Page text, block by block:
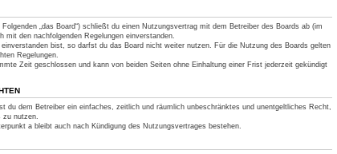
„das Board“) schließt du einen Nutzungsvertrag mit dem Betreiber des Boards ab (im
mit den nachfolgenden Regelungen einverstanden.
bist, so darfst du das Board nicht weiter nutzen. Für die Nutzung des Boards gelten
Regelungen.
Zeit geschlossen und kann von beiden Seiten ohne Einhaltung einer Frist jederzeit gekündigt
du dem Betreiber ein einfaches, zeitlich und räumlich unbeschränktes und unentgeltliches Recht,
zu nutzen.
a bleibt auch nach Kündigung des Nutzungsvertrages bestehen.